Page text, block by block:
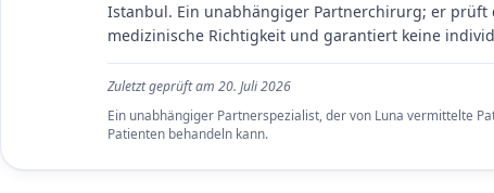
Istanbul. Ein unabhängiger Partnerchirurg; er prüft
medizinische Richtigkeit und garantiert keine
Zuletzt geprüft am 20. Juli 2026
Ein unabhängiger Partnerspezialist, der von Luna vermittelte
Patienten behandeln kann.